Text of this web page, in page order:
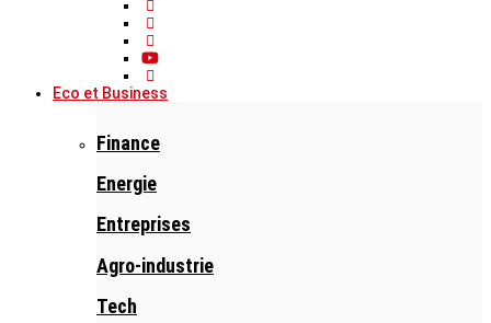
Eco et Business
Finance
Energie
Entreprises
Agro-industrie
Tech